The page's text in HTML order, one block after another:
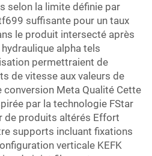
selon la limite définie par
suffisante pour un taux
le produit intersecté après
alpha tels
permettraient de
de vitesse aux valeurs de
Meta Qualité Cette
par la technologie FStar
de produits altérés Effort
supports incluant fixations
verticale KEFK